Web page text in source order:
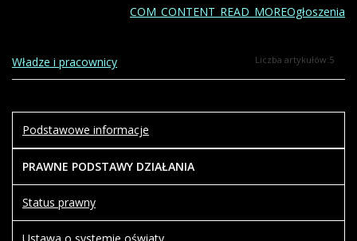
COM_CONTENT_READ_MOREOgłoszenia
Władze i pracownicy Liczba artykułów:5
Podstawowe informacje
PRAWNE PODSTAWY DZIAŁANIA
Status prawny